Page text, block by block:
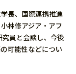
長、国際連携推進
林修アジア・アフ
員と会談し、今後
可能性などについ